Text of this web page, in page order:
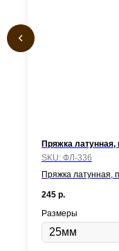
Пряжка латунная,
SKU: ФЛ-336
Пряжка латунная,
245 р.
Размеры